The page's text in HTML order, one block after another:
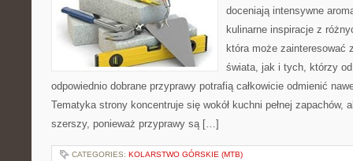
doceniają intensywne
kulinarne inspiracje z
która może zainteresować
świata, jak i tych, którzy
odpowiednio dobrane przyprawy potrafią całkowicie odmienić
Tematyka strony koncentruje się wokół kuchni pełnej zapachów,
szerszy, ponieważ przyprawy są […]
CATEGORIES: KOLARSTWO GÓRSKIE (MTB)